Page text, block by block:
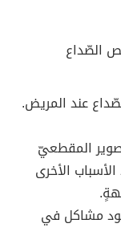
الصّداع
عند المريض.
المقطعيّ
الأخرى
مشاكل في